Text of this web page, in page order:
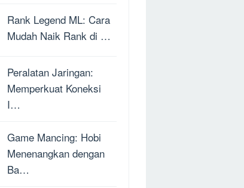
Rank Legend ML: Cara
Mudah Naik Rank di …
Peralatan Jaringan:
Memperkuat Koneksi
I…
Game Mancing: Hobi
Menenangkan dengan
Ba…